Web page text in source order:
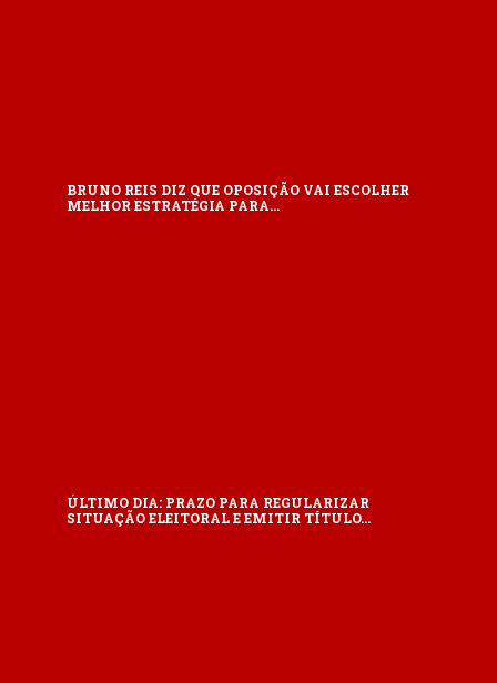
BRUNO REIS DIZ QUE OPOSIÇÃO VAI ESCOLHER
MELHOR ESTRATÉGIA PARA…
ÚLTIMO DIA: PRAZO PARA REGULARIZAR
SITUAÇÃO ELEITORAL E EMITIR TÍTULO…